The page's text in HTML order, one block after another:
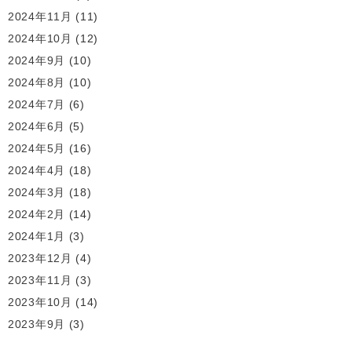
2024年11月 (11)
2024年10月 (12)
2024年9月
(10)
2024年8月
(10)
2024年7月
(6)
2024年6月
(5)
2024年5月
(16)
2024年4月
(18)
2024年3月
(18)
2024年2月
(14)
2024年1月
(3)
2023年12月 (4)
2023年11月 (3)
2023年10月 (14)
2023年9月
(3)